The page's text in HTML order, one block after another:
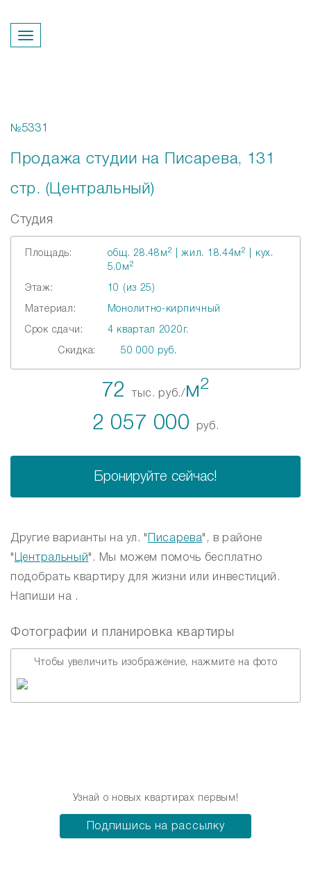
№5331
Продажа студии на Писарева, 131
стр. (Центральный)
Студия
Площадь: общ. 28.48м 2 | жил. 18.44м2
| кух.
5.0м 2
Этаж: 10 (из 25)
Материал: Монолитно-кирпичный
Срок сдачи: 4 квартал 2020г.
Скидка: 50 000 руб.
72 тыс. руб./м2
2 057 000 руб.
Бронируйте сейчас!
Другие варианты на ул. " Писарева", в районе
" Центральный ". Мы можем помочь бесплатно
подобрать квартиру для жизни или инвестиций.
Напиши на .
Фотографии и планировка квартиры
Чтобы увеличить изображение, нажмите на фото
Узнай о новых квартирах первым!
Подпишись на рассылку